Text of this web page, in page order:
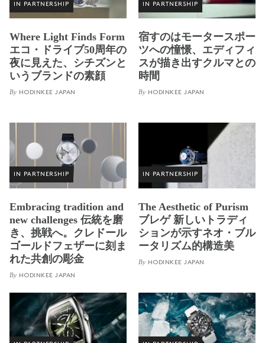
IN PARTNERSHIP
Where Light Finds Form
エコ・ドライブ50周年の
夜に見えた、シチズンと
いうブランドの素顔
By HODINKEE JAPAN
IN PARTNERSHIP
宿すのはモータースポー
ツへの憧憬、エディフィ
スが描き出すクルマとの
時間
By HODINKEE JAPAN
IN PARTNERSHIP
Embracing tradition and
new challenges 伝統を磨
き、挑戦へ。クレドール
ゴールドフェザーに刻ま
れた共創の彫金
By HODINKEE JAPAN
IN PARTNERSHIP
The Aesthetic of Purism
ブレゲ 新しいトラディ
ションが示すネオ・ブル
ータリズム的構造美
By HODINKEE JAPAN